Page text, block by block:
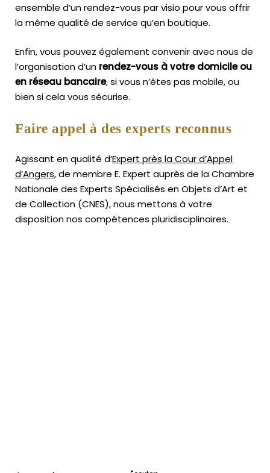
ensemble d’un rendez-vous par visio pour vous offrir
la même qualité de service qu’en boutique.
Enfin, vous pouvez également convenir avec nous de
l’organisation d’un rendez-vous à votre domicile ou
en réseau bancaire, si vous n’êtes pas mobile, ou
bien si cela vous sécurise.
Faire appel à des experts reconnus
Agissant en qualité d’Expert près la Cour d’Appel
d’Angers, de membre E. Expert auprès de laChambre
Nationale des Experts Spécialisés en Objets d’Art et
de Collection (CNES),nous mettons à votre
disposition nos compétences pluridisciplinaires.